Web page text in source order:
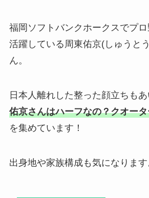
福岡ソフトバンクホークスでプ
活躍している周東佑京(しゅうと
ん。
日本人離れした整った顔立ちもあ
佑京さんはハーフなの？クオー
を集めています！
出身地や家族構成も気になります